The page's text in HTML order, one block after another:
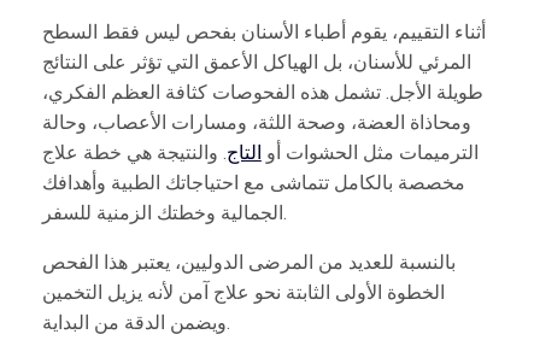
أثناء التقييم، يقوم أطباء الأسنان بفحص ليس فقط السطح
المرئي للأسنان، بل الهياكل الأعمق التي تؤثر على النتائج
طويلة الأجل. تشمل هذه الفحوصات كثافة العظم الفكري،
ومحاذاة العضة، وصحة اللثة، ومسارات الأعصاب، وحالة
الترميمات مثل الحشوات أو التاج. والنتيجة هي خطة علاج
مخصصة بالكامل تتماشى مع احتياجاتك الطبية وأهدافك
الجمالية وخطتك الزمنية للسفر.
بالنسبة للعديد من المرضى الدوليين، يعتبر هذا الفحص
الخطوة الأولى الثابتة نحو علاج آمن لأنه يزيل التخمين
ويضمن الدقة من البداية.